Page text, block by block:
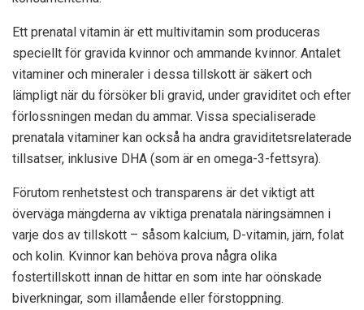
Ett prenatal vitamin är ett multivitamin som produceras
speciellt för gravida kvinnor och ammande kvinnor. Antalet
vitaminer och mineraler i dessa tillskott är säkert och
lämpligt när du försöker bli gravid, under graviditet och efter
förlossningen medan du ammar. Vissa specialiserade
prenatala vitaminer kan också ha andra graviditetsrelaterade
tillsatser, inklusive DHA (som är en omega-3-fettsyra).
Förutom renhetstest och transparens är det viktigt att
överväga mängderna av viktiga prenatala näringsämnen i
varje dos av tillskott – såsom kalcium, D-vitamin, järn, folat
och kolin. Kvinnor kan behöva prova några olika
fostertillskott innan de hittar en som inte har oönskade
biverkningar, som illamående eller förstoppning.